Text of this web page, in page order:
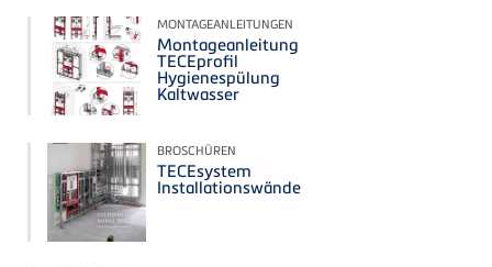
MONTAGEANLEITUNGEN
Montageanleitung
TECEprofil
Hygienespülung
Kaltwasser
BROSCHÜREN
TECEsystem
Installationswände